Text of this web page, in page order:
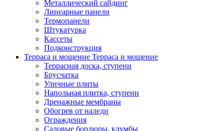
Металлический сайдинг
Линеарные панели
Термопанели
Штукатурка
Кассеты
Подконструкция
Терраса и мощение Терраса и мощение
Террасная доска, ступени
Брусчатка
Уличные плиты
Напольная плитка, ступени
Дренажные мембраны
Обогрев от наледи
Ограждения
Садовые бордюры, клумбы